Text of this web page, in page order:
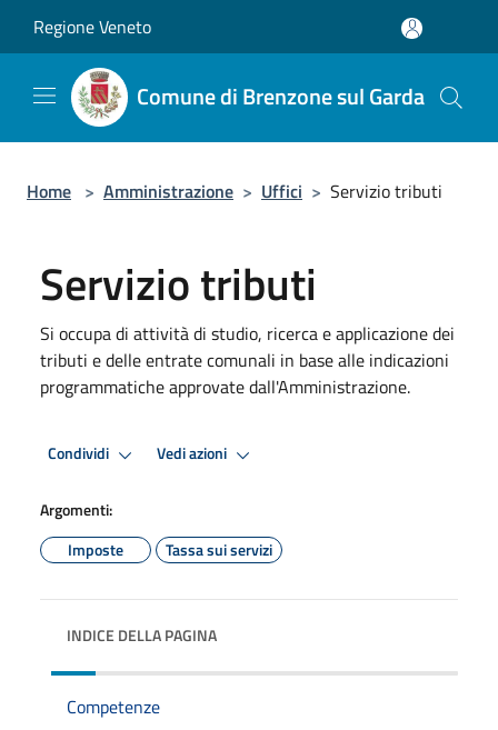
Regione Veneto
Comune di Brenzone sul Garda
Home > Amministrazione > Uffici > Servizio tributi
Servizio tributi
Si occupa di attività di studio, ricerca e applicazione dei
tributi e delle entrate comunali in base alle indicazioni
programmatiche approvate dall'Amministrazione.
Condividi Vedi azioni
Argomenti:
Imposte
Tassa sui servizi
INDICE DELLA PAGINA
Competenze